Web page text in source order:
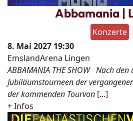
Abbamania |
Konzerte
8. Mai 2027 19:30
EmslandArena Lingen
ABBAMANIA THE SHOW Nach
Jubiläumstourneen der
der kommenden Tourvon [...]
+ Infos
18